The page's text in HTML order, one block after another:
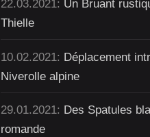
22.03.2021: Un Bruant
Thielle
10.02.2021: Déplacement
Niverolle alpine
29.01.2021: Des Spatules
romande